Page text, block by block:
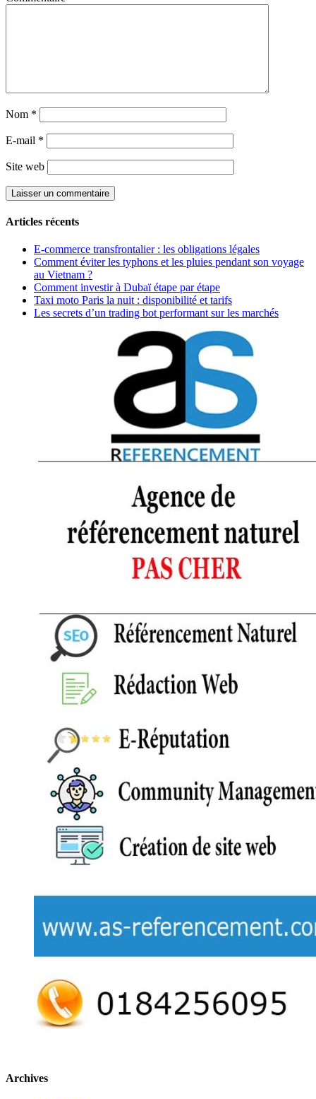
Nom *
E-mail *
Site web
Articles récents
E-commerce transfrontalier : les obligations légales
Comment éviter les typhons et les pluies pendant son voyage
au Vietnam ?
Comment investir à Dubaï étape par étape
Taxi moto Paris la nuit : disponibilité et tarifs
Les secrets d’un trading bot performant sur les marchés
Archives